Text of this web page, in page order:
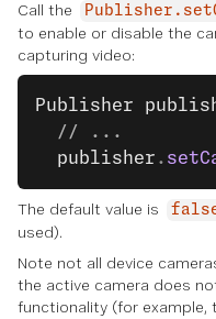
Call the
to enable or disable the
capturing video:
Publisher
  // ...
  publisher
.
The default value is
used).
Note not all device
the active camera does
functionality (for example,